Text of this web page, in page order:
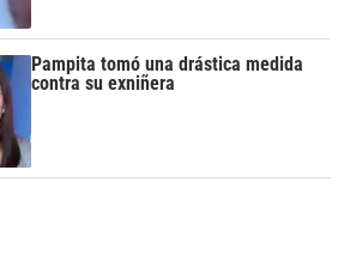
Pampita tomó una drástica medida
contra su exniñera